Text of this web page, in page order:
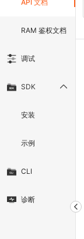
API 文档
RAM 鉴权文档
调试
SDK
安装
示例
CLI
诊断